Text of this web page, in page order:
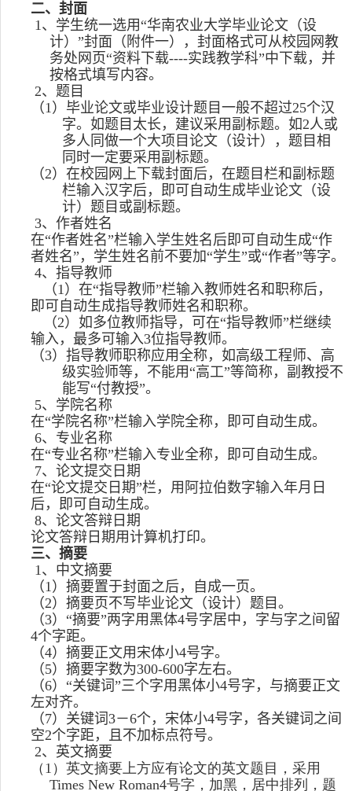
二、封面
1、学生统一选用“华南农业大学毕业论文（设
计）”封面（附件一），封面格式可从校园网教
务处网页“资料下载----实践教学科”中下载，并
按格式填写内容。
2、题目
（1）毕业论文或毕业设计题目一般不超过25个汉
字。如题目太长，建议采用副标题。如2人或
多人同做一个大项目论文（设计），题目相
同时一定要采用副标题。
（2）在校园网上下载封面后，在题目栏和副标题
栏输入汉字后，即可自动生成毕业论文（设
计）题目或副标题。
3、作者姓名
在“作者姓名”栏输入学生姓名后即可自动生成“作
者姓名”，学生姓名前不要加“学生”或“作者”等字。
4、指导教师
（1）在“指导教师”栏输入教师姓名和职称后，
即可自动生成指导教师姓名和职称。
（2）如多位教师指导，可在“指导教师”栏继续
输入，最多可输入3位指导教师。
（3）指导教师职称应用全称，如高级工程师、高
级实验师等，不能用“高工”等简称，副教授不
能写“付教授”。
5、学院名称
在“学院名称”栏输入学院全称，即可自动生成。
6、专业名称
在“专业名称”栏输入专业全称，即可自动生成。
7、论文提交日期
在“论文提交日期”栏，用阿拉伯数字输入年月日
后，即可自动生成。
8、论文答辩日期
论文答辩日期用计算机打印。
三、摘要
1、中文摘要
（1）摘要置于封面之后，自成一页。
（2）摘要页不写毕业论文（设计）题目。
（3）“摘要”两字用黑体4号字居中，字与字之间留
4个字距。
（4）摘要正文用宋体小4号字。
（5）摘要字数为300-600字左右。
（6）“关键词”三个字用黑体小4号字，与摘要正文
左对齐。
（7）关键词 3－6个，宋体小4号字，各关键词之间
空2个字距，且不加标点符号。
2、英文摘要
（ 1 ）英文摘要上方应有论文的英文题目，采用
Times New Roman4号字，加黑，居中排列，题